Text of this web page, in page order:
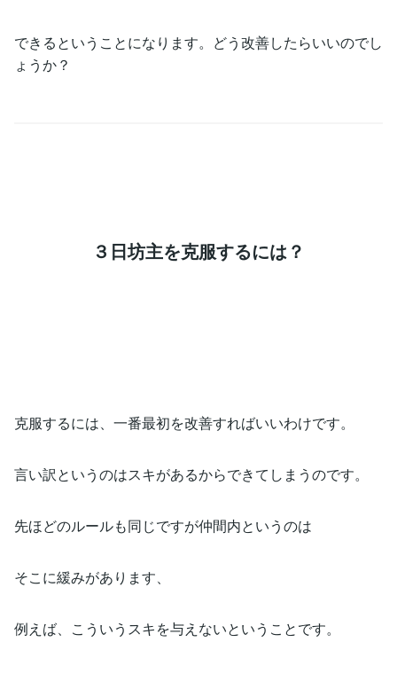
できるということになります。どう改善したらいいのでし
ょうか？
３日坊主を克服するには？
克服するには、一番最初を改善すればいいわけです。
言い訳というのはスキがあるからできてしまうのです。
先ほどのルールも同じですが仲間内というのは
そこに緩みがあります、
例えば、こういうスキを与えないということです。